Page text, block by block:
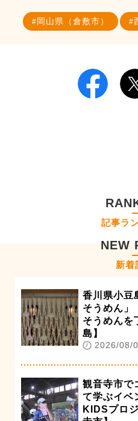
岡山県（倉敷市）
記事ラ
NEW
新着
香川県小豆
そうめん
そうめんを
島】
2026/08/
観音寺市で
て学ぶイ
KIDSプロ